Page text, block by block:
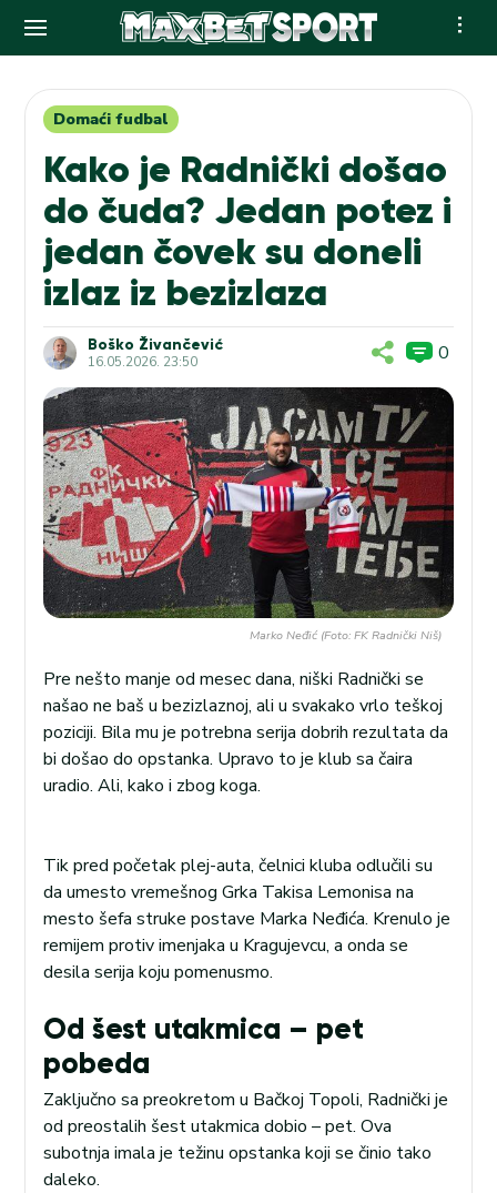
contentDomaći fudbal
Kako je Radnički došao
do čuda? Jedan potez i
jedan čovek su doneli
izlaz iz bezizlaza
Boško Živančević
16.05.2026. 23:50 0
Marko Neđić (Foto: FK Radnički Niš)
Pre nešto manje od mesec dana, niški Radnički se
našao ne baš u bezizlaznoj, ali u svakako vrlo teškoj
poziciji. Bila mu je potrebna serija dobrih rezultata da
bi došao do opstanka. Upravo to je klub sa čaira
uradio. Ali, kako i zbog koga.
Tik pred početak plej-auta, čelnici kluba odlučili su
da umesto vremešnog Grka Takisa Lemonisa na
mesto šefa struke postave Marka Neđića. Krenulo je
remijem protiv imenjaka u Kragujevcu, a onda se
desila serija koju pomenusmo.
Od šest utakmica – pet
pobeda
Zaključno sa preokretom u Bačkoj Topoli, Radnički je
od preostalih šest utakmica dobio – pet. Ova
subotnja imala je težinu opstanka koji se činio tako
daleko.